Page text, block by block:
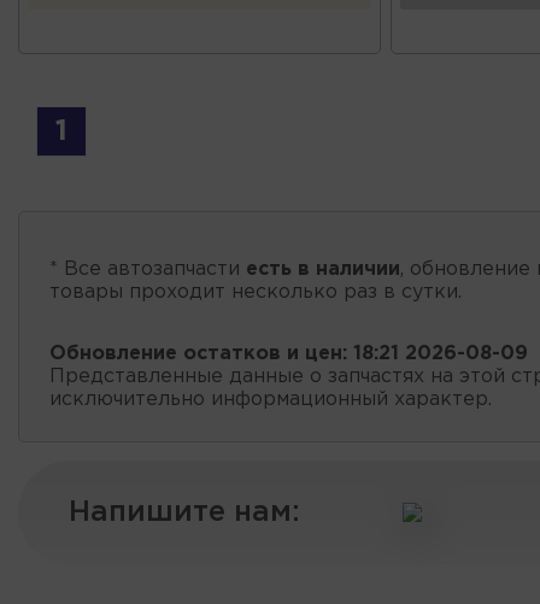
1
* Все автозапчасти есть в наличии, обновление
товары проходит несколько раз в сутки.
Обновление остатков и цен: 18:21 2026-08-09
Представленные данные о запчастях на этой
исключительно информационный характер.
Напишите нам: